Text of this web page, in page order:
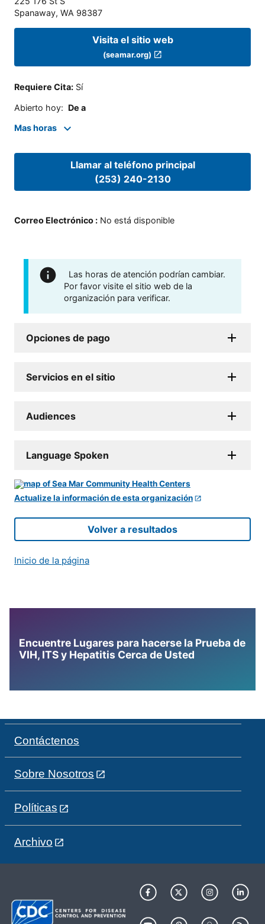
Spanaway, WA 98387
Visita el sitio web
(seamar.org)
Requiere Cita: Sí
Abierto hoy: De a
Mas horas
Llamar al teléfono principal
(253) 240-2130
Correo Electrónico : No está disponible
Las horas de atención podrían cambiar.
Por favor visite el sitio web de la
organización para verificar.
Opciones de pago
Servicios en el sitio
Audiences
Language Spoken
Actualize la información de esta organización
Volver a resultados
Inicio de la página
Encuentre Lugares para hacerse la Prueba de
VIH, ITS y Hepatitis Cerca de Usted
Contáctenos
Sobre Nosotros
Políticas
Archivo